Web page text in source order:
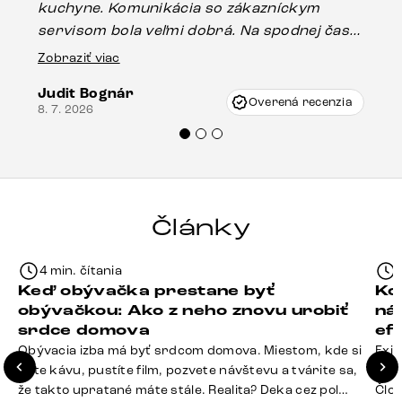
kuchyne. Komunikácia so zákazníckym
servisom bola veľmi dobrá. Na spodnej časti
stola bolo malé poškodenie, pravdepodobne
Vincze pri riešení mojej záležitosti pristúpili
veľmi korektne. Odporúčam produkty Delife
Zobraziť viac
Judit Bognár
8. 7. 2026 Overená recenzia
Články
4 min. čítania
Keď obývačka prestane byť
obývačkou: Ako z neho znovu urobiť
srdce domova
Obývacia izba má byť srdcom domova. Miestom, kde si
dáte kávu, pustíte film, pozvete návštevu a tvárite sa,
že takto upratané máte stále. Realita? Deka cez pol